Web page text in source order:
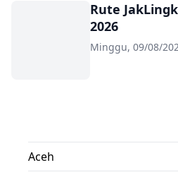
Rute
2026
Minggu, 09/08/
Aceh